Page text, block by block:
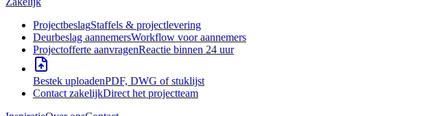
ProjectbeslagStaffels & projectlevering
Deurbeslag aannemersWorkflow voor aannemers
Projectofferte aanvragenReactie binnen 24 uur
Bestek uploadenPDF, DWG of stuklijst
Contact zakelijkDirect het projectteam